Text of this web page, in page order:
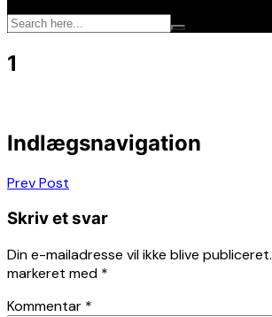
1
Indlægsnavigation
Prev Post
Skriv et svar
Din e-mailadresse vil ikke blive publiceret.
markeret med *
Kommentar *